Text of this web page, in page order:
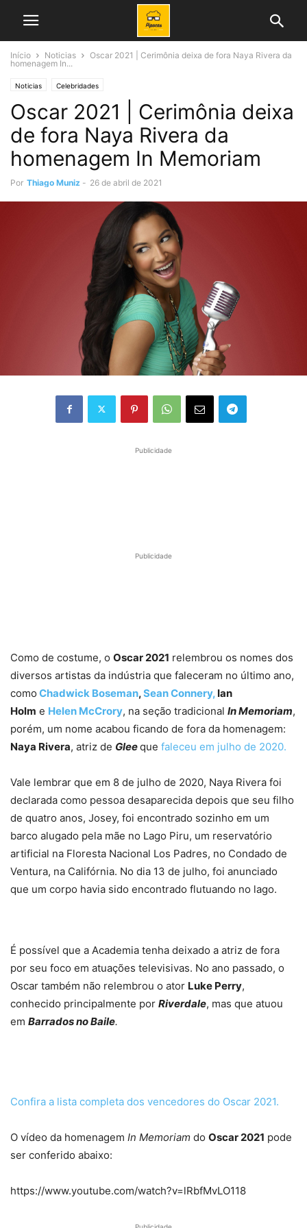
Início Noticias
Oscar 2021 | Cerimônia deixa de fora Naya Rivera da
homenagem In...
Noticias Celebridades
Oscar 2021 | Cerimônia deixa
de fora Naya Rivera da
homenagem In Memoriam
Por Thiago Muniz - 26 de abril de 2021
Publicidade
Publicidade
Como de costume, o Oscar 2021 relembrou os nomes dos
diversos artistas da indústria que faleceram no último ano,
como Chadwick Boseman,Sean Connery, Ian
Holm e Helen McCrory, na seção tradicional In Memoriam,
porém, um nome acabou ficando de fora da homenagem:
Naya Rivera, atriz de Gleeque faleceu em julho de 2020.
Vale lembrar que em 8 de julho de 2020, Naya Rivera foi
declarada como pessoa desaparecida depois que seu filho
de quatro anos, Josey, foi encontrado sozinho em um
barco alugado pela mãe no Lago Piru, um reservatório
artificial na Floresta Nacional Los Padres, no Condado de
Ventura, na Califórnia. No dia 13 de julho, foi anunciado
que um corpo havia sido encontrado flutuando no lago.
É possível que a Academia tenha deixado a atriz de fora
por seu foco em atuações televisivas. No ano passado, o
Oscar também não relembrou o ator Luke Perry,
conhecido principalmente por Riverdale, mas que atuou
em Barrados no Baile.
Confira a lista completa dos vencedores do Oscar 2021.
O vídeo da homenagem In Memoriam do Oscar 2021 pode
ser conferido abaixo:
https://www.youtube.com/watch?v=lRbfMvLO118